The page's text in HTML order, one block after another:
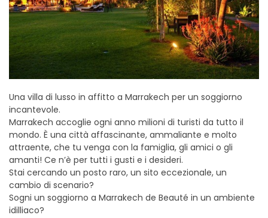
Una villa di lusso in affitto a Marrakech per un soggiorno
incantevole.
Marrakech accoglie ogni anno milioni di turisti da tutto il
mondo. È una città affascinante, ammaliante e molto
attraente, che tu venga con la famiglia, gli amici o gli
amanti! Ce n’è per tutti i gusti e i desideri.
Stai cercando un posto raro, un sito eccezionale, un
cambio di scenario?
Sogni un soggiorno a Marrakech de Beauté in un ambiente
idilliaco?